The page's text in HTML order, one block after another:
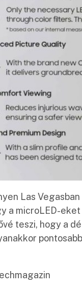
Las
a microLED-
teszi, hogy a